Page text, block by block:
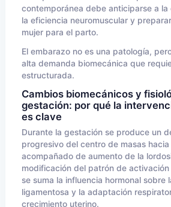
contemporánea debe anticiparse a la
la eficiencia neuromuscular y
mujer para el parto.
El embarazo no es una patología,
alta demanda biomecánica que
estructurada.
Cambios biomecánicos y
gestación: por qué la
es clave
Durante la gestación se produce un
progresivo del centro de masas hacia
acompañado de aumento de la
modificación del patrón de
se suma la influencia hormonal sobre
ligamentosa y la adaptación
crecimiento uterino.